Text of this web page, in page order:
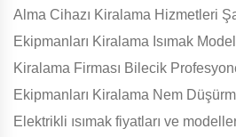
Alma Cihazı Kiralama Hizmetleri
Ekipmanları Kiralama Isımak
Kiralama Firması Bilecik
Ekipmanları Kiralama Nem
Elektrikli ısımak fiyatları ve